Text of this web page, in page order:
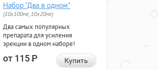
Набор "Два в одном"
(10x100мг, 10x20мг)
Два самых популярных
препарата для усиления
эрекции в одном наборе!
от 115Р Купить